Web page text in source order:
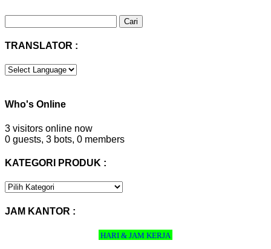
untuk:
TRANSLATOR :
Who's Online
3 visitors online now
0 guests, 3 bots, 0 members
KATEGORI PRODUK :
KATEGORI
JAM KANTOR :
HARI & JAM KERJA